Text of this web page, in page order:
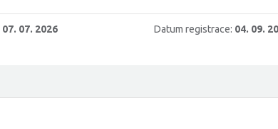
07. 07. 2026 Datum registrace: 04. 09.